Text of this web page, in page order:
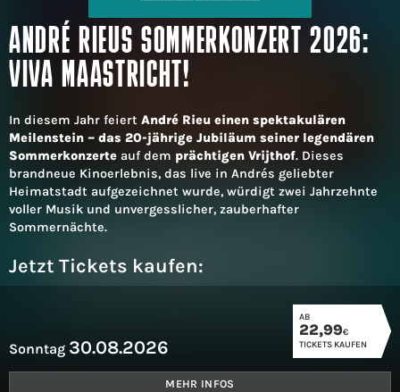
ANDRÉ RIEUS SOMMERKONZERT 2026:
VIVA MAASTRICHT!
In diesem Jahr feiert André Rieu einen spektakulären
Meilenstein – das 20-jährige Jubiläum seiner legendären
Sommerkonzerte auf dem prächtigen Vrijthof. Dieses
brandneue Kinoerlebnis, das live in Andrés geliebter
Heimatstadt aufgezeichnet wurde, würdigt zwei Jahrzehnte
voller Musik und unvergesslicher, zauberhafter
Sommernächte.
Jetzt Tickets kaufen:
Sonntag 30.08.2026
AB
22,99€
TICKETS KAUFEN
MEHR INFOS